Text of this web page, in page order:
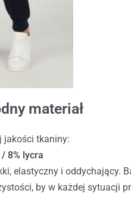
materiał
jakości tkaniny:
8% lycra
elastyczny i oddychający.
by w każdej sytuacji